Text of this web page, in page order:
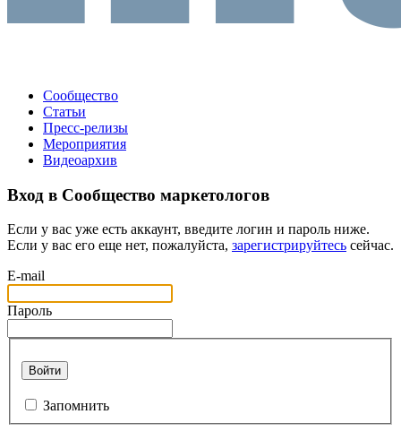
Сообщество
Статьи
Пресс-релизы
Мероприятия
Видеоархив
Вход в Сообщество маркетологов
Если у вас уже есть аккаунт, введите логин и пароль ниже.
Если у вас его еще нет, пожалуйста, зарегистрируйтесь сейчас.
E-mail
Пароль
Войти
Запомнить